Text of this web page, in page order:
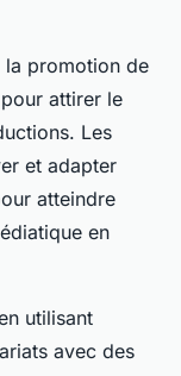
la promotion de
attirer le
Les
et adapter
atteindre
en
utilisant
avec des